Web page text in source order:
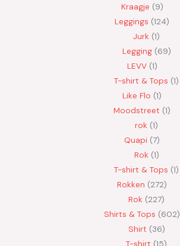
Kraagje 9
Leggings 124
Jurk 1
Legging 69
LEVV 1
T-shirt & Tops 1
Like Flo 1
Moodstreet 1
rok 1
Quapi 7
Rok 1
T-shirt & Tops 1
Rokken 272
Rok 227
Shirts & Tops 602
Shirt 36
T-shirt 15